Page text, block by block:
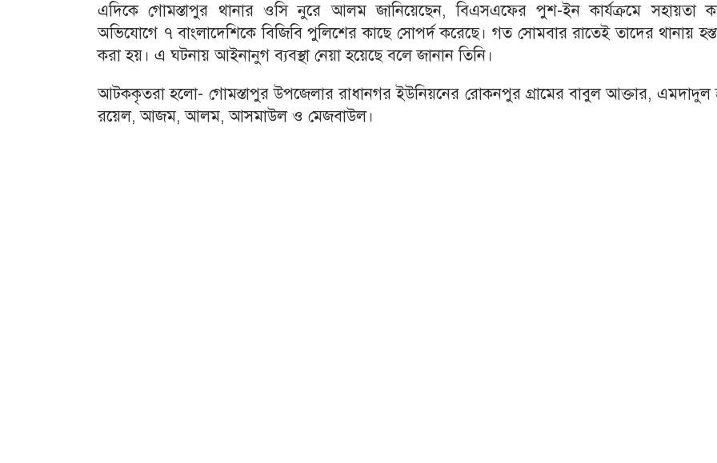
এদিকে গোমস্তাপুর থানার ওসি নুরে আলম জানিয়েছেন, বিএসএফের পুশ-ইন কার্যক্রমে সহায়তা
অভিযোগে ৭ বাংলাদেশিকে বিজিবি পুলিশের কাছে সোপর্দ করেছে। গত সোমবার রাতেই তাদের থানায়
করা হয়। এ ঘটনায় আইনানুগ ব্যবস্থা নেয়া হয়েছে বলে জানান তিনি।
আটককৃতরা হলো- গোমস্তাপুর উপজেলার রাধানগর ইউনিয়নের রোকনপুর গ্রামের বাবুল আক্তার, এমদাদুল
রয়েল, আজম, আলম, আসমাউল ও মেজবাউল।